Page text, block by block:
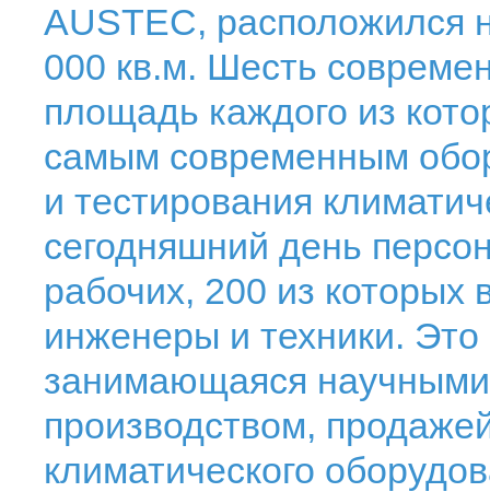
AUSTEC, расположился
000 кв.м. Шесть
площадь каждого из
самым современным
и тестирования
сегодняшний день
рабочих, 200 из
инженеры и техники. Это
занимающаяся
производством,
климатического